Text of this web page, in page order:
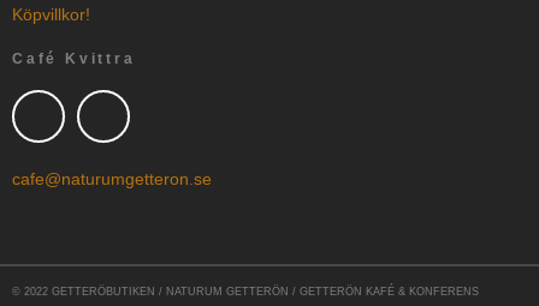
Köpvillkor!
Café Kvittra
cafe@naturumgetteron.se
© 2022 GETTERÖBUTIKEN / NATURUM GETTERÖN / GETTERÖN KAFÉ & KONFERENS